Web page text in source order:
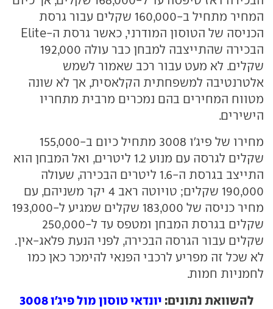
המחיר מתחיל ב-160,000 שקלים עבור גרסת
הכניסה של הטוסון המודרני, כאשר גרסת ה-Elite
הבכירה שהתייצבה למבחן כבר עולה 192,000
שקלים. לא מעט עבור רכב שאמור לשמש
אלטרנטיבה למשפחתית הקלאסית, אך לא שונה
מטווח המחירים בהם נמכרים מרבית מתחריו
הישירים.
מחירו של פיג'ו 3008 מתחיל כיום ב-155,000
שקלים לגרסה עם מנוע 1.2 ליטרים, ואל המבחן הוא
התייצב בגרסת ה-1.6 ליטרים הבכירה, שעולה
190,000 שקלים; טויוטה ראב 4 יקר משניהם, עם
מחיר כניסה של 183,000 שקלים שמגיע ל-193,000
שקלים בגרסת המבחן ומטפס עד ל-250,000
שקלים עבור הגרסה הבכירה, לפני הנעת פלאג-אין.
לא שכל זה מפריע לרכבי הפנאי להימכר כאן כמו
לחמניות חמות.
להשוואת נתונים:
יונדאי טוסון מול פיג'ו 3008